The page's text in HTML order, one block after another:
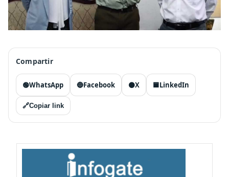
Compartir
🟢WhatsApp 🔵Facebook ⚫X 🟦LinkedIn
🔗Copiar link